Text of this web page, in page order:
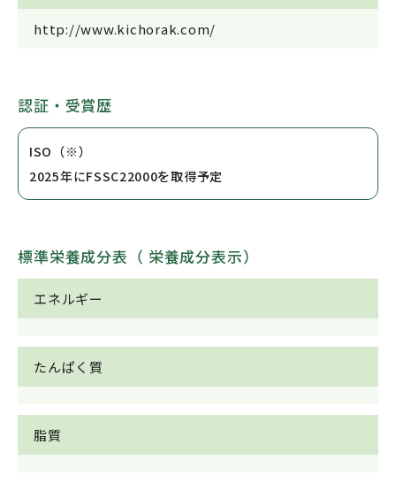
http://www.kichorak.com/
認証・受賞歴
ISO（※）
2025年にFSSC22000を取得予定
標準栄養成分表（ 栄養成分表示）
エネルギー
たんぱく質
脂質